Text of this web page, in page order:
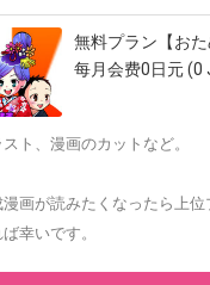
無料プラン【おた
每月会费0日元 (0
スト、漫画のカットなど。
漫画が読みたくなったら上
幸いです。